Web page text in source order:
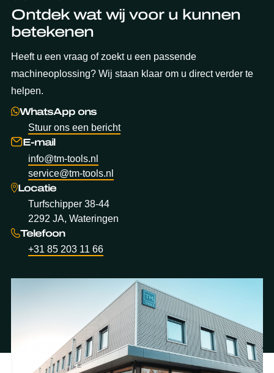
Ontdek wat wij voor u kunnen
betekenen
Heeft u een vraag of zoekt u een passende
machineoplossing? Wij staan klaar om u direct verder te
helpen.
WhatsApp ons
Stuur ons een bericht
E-mail
info@tm-tools.nl
service@tm-tools.nl
Locatie
Turfschipper 38-44
2292 JA, Wateringen
Telefoon
+31 85 203 11 66